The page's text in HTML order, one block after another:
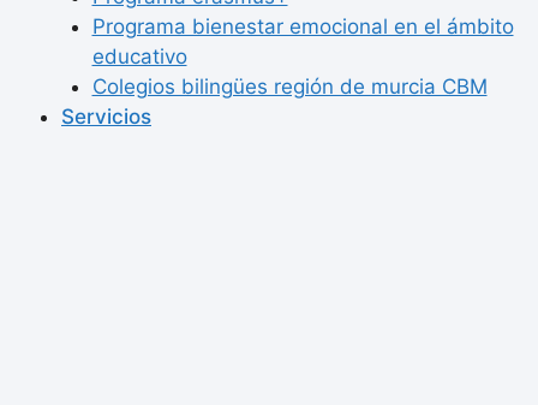
Programa bienestar emocional en el ámbito
educativo
Colegios bilingües región de murcia CBM
Servicios